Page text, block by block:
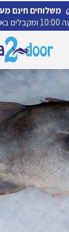
משלוחים חינם מעל